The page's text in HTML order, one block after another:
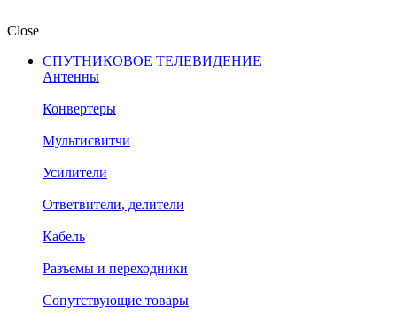
Close
СПУТНИКОВОЕ ТЕЛЕВИДЕНИЕ
Антенны
Конвертеры
Мультисвитчи
Усилители
Ответвители, делители
Кабель
Разъемы и переходники
Сопутствующие товары